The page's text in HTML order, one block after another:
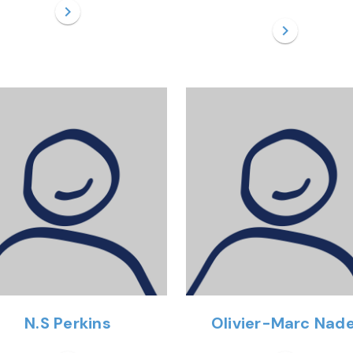
chevron_right
chevron_right
N.S Perkins Olivier-Marc